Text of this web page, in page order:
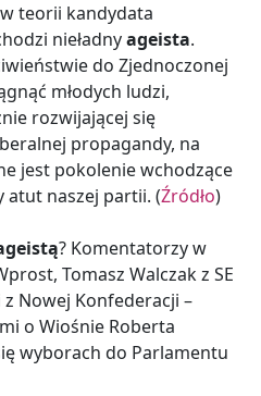
teorii kandydata
nieładnyageista.
do Zjednoczonej
młodych ludzi,
rozwijającej się
propagandy, na
jest pokolenie wchodzące
atut naszej partii. (Źródło)
? Komentatorzy w
Tomasz Walczak z SE
z Nowej Konfederacji –
o Wiośnie Roberta
wyborach do Parlamentu